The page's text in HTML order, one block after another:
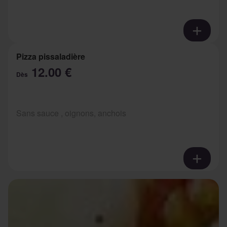
Pizza pissaladière
Dès 12.00 €